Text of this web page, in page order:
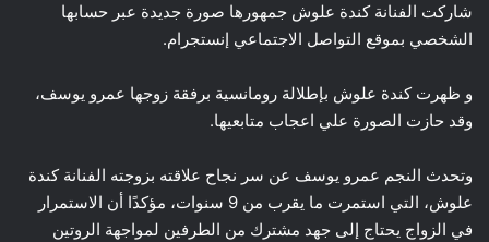
شاركت الفنانة كندة علوش جمهورها صورة جديدة عبر حسابها
الشخصي بموقع التواصل الاجتماعي إنستجرام.
و ظهرت كندة علوش بإطلالة رومانسية برفقة زوجها عمرو يوسف،
وقد حازت الصورة علي اعجاب متابعيها.
وتحدث النجم عمرو يوسف عن سر نجاح علاقته بزوجته الفنانة كندة
علوش، التي استمرت ما يقرب من 9 سنوات، مؤكدًا أن الاستمرار
في الزواج يحتاج إلى جهد مشترك من الطرفين لمواجهة الروتين